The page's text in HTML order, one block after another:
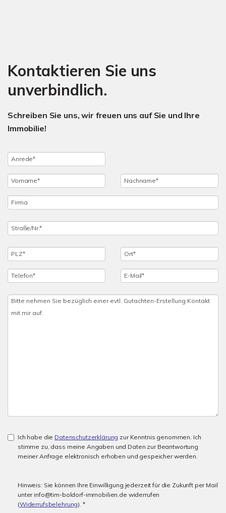
Kontaktieren Sie uns
unverbindlich.
Schreiben Sie uns, wir freuen uns auf Sie und Ihre
Immobilie!
Ich habe die Datenschutzerklärung zur Kenntnis genommen. Ich
stimme zu, dass meine Angaben und Daten zur Beantwortung
meiner Anfrage elektronisch erhoben und gespeicher werden.
Hinweis: Sie können Ihre Einwilligung jederzeit für die Zukunft per Mail
unter info@tim-boldorf-immobilien.de widerrufen
(Widerrufsbelehrung). *